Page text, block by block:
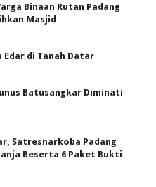
Binaan Rutan Padang
Masjid
Edar di Tanah Datar
Batusangkar Diminati
Satresnarkoba Padang
Beserta 6 Paket Bukti